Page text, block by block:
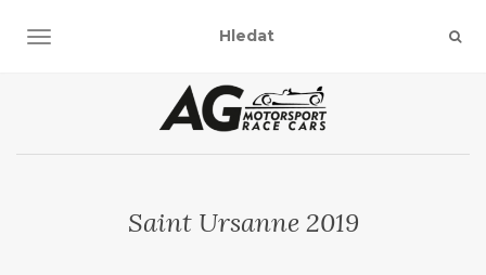
TOGGLE NAVIGATION
Saint Ursanne 2019